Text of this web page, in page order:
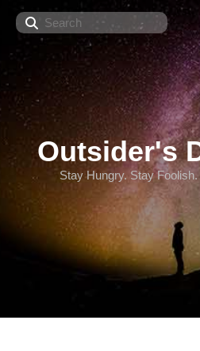
Search
Outsider's
Stay Hungry. Stay